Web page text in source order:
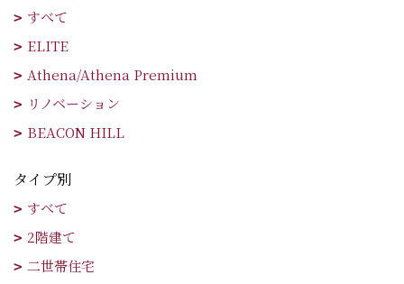
すべて
ELITE
Athena/Athena Premium
リノベーション
BEACON HILL
タイプ別
すべて
2階建て
二世帯住宅